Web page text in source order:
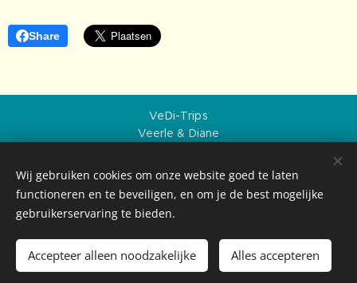
Share
VeDi-Trips
Veerle & Diane
Privacybeleid
Creative Commons BY-NC-ND, VeDi-Trips, 2026
Geschiedenis die inspireert. Bestemmingen die
verrassen.
Cookies
Wij gebruiken cookies om onze website goed te laten
functioneren en te beveiligen, en om je de best mogelijke
gebruikerservaring te bieden.
Accepteer alleen noodzakelijke Alles accepteren